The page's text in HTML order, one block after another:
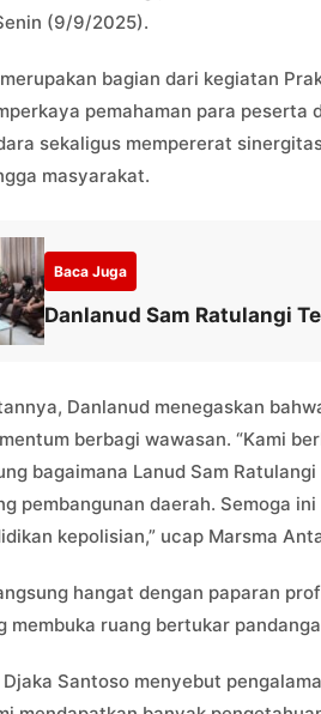
(9/9/2025).
bagian dari kegiatan
pemahaman para peserta
sekaligus mempererat
masyarakat.
Baca Juga
Danlanud Sam Ratulangi
Danlanud menegaskan
berbagi wawasan. “Kami
bagaimana Lanud Sam
pembangunan daerah. Semoga
kepolisian,” ucap Marsma
hangat dengan paparan
membuka ruang bertukar
Djaka Santoso menyebut